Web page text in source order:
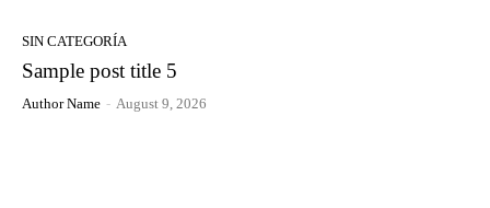
SIN CATEGORÍA
Sample post title 5
Author Name - August 9, 2026